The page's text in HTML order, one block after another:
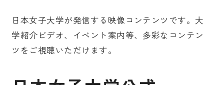
在学生の皆さま
卒業生の皆さま
企業の皆さま
日本女子大学が発信する映像コンテンツです。大
学紹介ビデオ、イベント案内等、多彩なコンテン
ツをご視聴いただけます。